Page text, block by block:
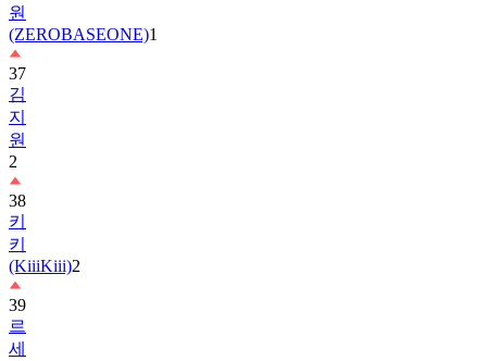
원
(ZEROBASEONE)1
37
김
지
원
2
38
키
키
(KiiiKiii)2
39
르
세